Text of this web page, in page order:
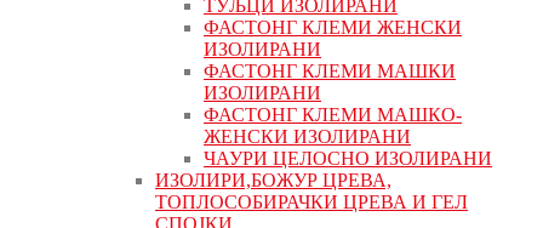
ТУЉЦИ ИЗОЛИРАНИ
ФАСТОНГ КЛЕМИ ЖЕНСКИ
ИЗОЛИРАНИ
ФАСТОНГ КЛЕМИ МАШКИ
ИЗОЛИРАНИ
ФАСТОНГ КЛЕМИ МАШКO-
ЖЕНСКИ ИЗОЛИРАНИ
ЧАУРИ ЦЕЛОСНО ИЗОЛИРАНИ
ИЗОЛИРИ,БОЖУР ЦРЕВА,
ТОПЛОСОБИРАЧКИ ЦРЕВА И ГЕЛ
СПОЈКИ